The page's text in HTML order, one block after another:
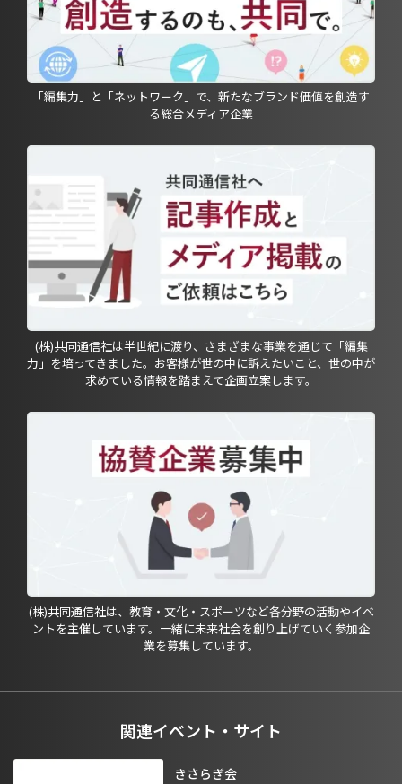
「編集力」と「ネットワーク」で、新たなブランド価値を創造す
る総合メディア企業
(株)共同通信社は半世紀に渡り、さまざまな事業を通じて「編集
力」を培ってきました。お客様が世の中に訴えたいこと、世の中が
求めている情報を踏まえて企画立案します。
(株)共同通信社は、教育・文化・スポーツなど各分野の活動やイベ
ントを主催しています。一緒に未来社会を創り上げていく参加企
業を募集しています。
関連イベント・サイト
きさらぎ会